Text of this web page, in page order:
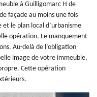
à Guilligomarc H de
façade au moins une fois
et le plan local d’urbanisme
opération. Le manquement
Au-delà de l’obligation
image de votre immeuble,
Cette opération